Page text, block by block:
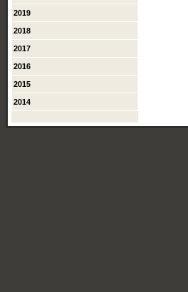
2019
2018
2017
2016
2015
2014